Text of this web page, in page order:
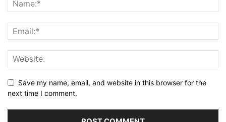
Save my name, email, and website in this browser for the
next time I comment.